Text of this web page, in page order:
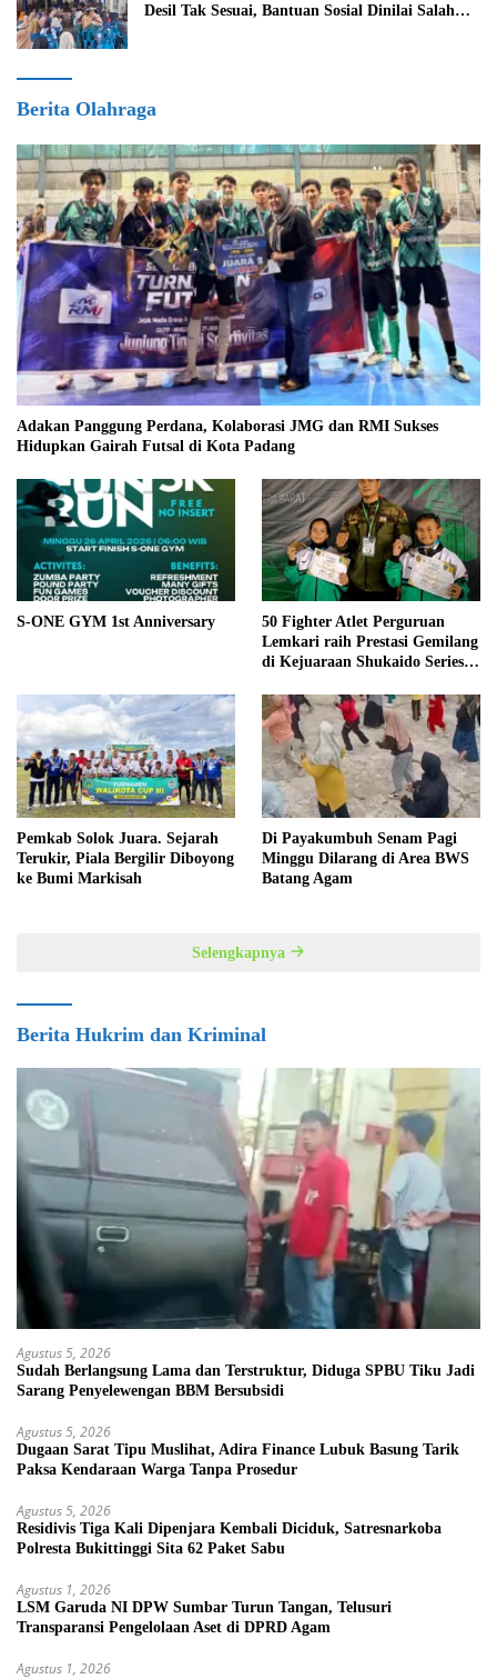
Desil Tak Sesuai, Bantuan Sosial Dinilai Salah
Berita Olahraga
Adakan Panggung Perdana, Kolaborasi JMG dan RMI Sukses
Hidupkan Gairah Futsal di Kota Padang
S-ONE GYM 1st Anniversary
50 Fighter Atlet Perguruan
Lemkari raih Prestasi Gemilang
di Kejuaraan Shukaido Series 1
Pemkab Solok Juara. Sejarah
Terukir, Piala Bergilir Diboyong
ke Bumi Markisah
Di Payakumbuh Senam Pagi
Minggu Dilarang di Area BWS
Batang Agam
Selengkapnya
Berita Hukrim dan Kriminal
Agustus 5, 2026
Sudah Berlangsung Lama dan Terstruktur, Diduga SPBU Tiku Jadi
Sarang Penyelewengan BBM Bersubsidi
Agustus 5, 2026
Dugaan Sarat Tipu Muslihat, Adira Finance Lubuk Basung Tarik
Paksa Kendaraan Warga Tanpa Prosedur
Agustus 5, 2026
Residivis Tiga Kali Dipenjara Kembali Diciduk, Satresnarkoba
Polresta Bukittinggi Sita 62 Paket Sabu
Agustus 1, 2026
LSM Garuda NI DPW Sumbar Turun Tangan, Telusuri
Transparansi Pengelolaan Aset di DPRD Agam
Agustus 1, 2026